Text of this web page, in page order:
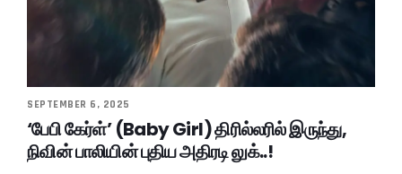
SEPTEMBER 6, 2025
‘பேபி கேர்ள்’ (Baby Girl) திரில்லரில் இருந்து,
நிவின் பாலியின் புதிய அதிரடி லுக்..!